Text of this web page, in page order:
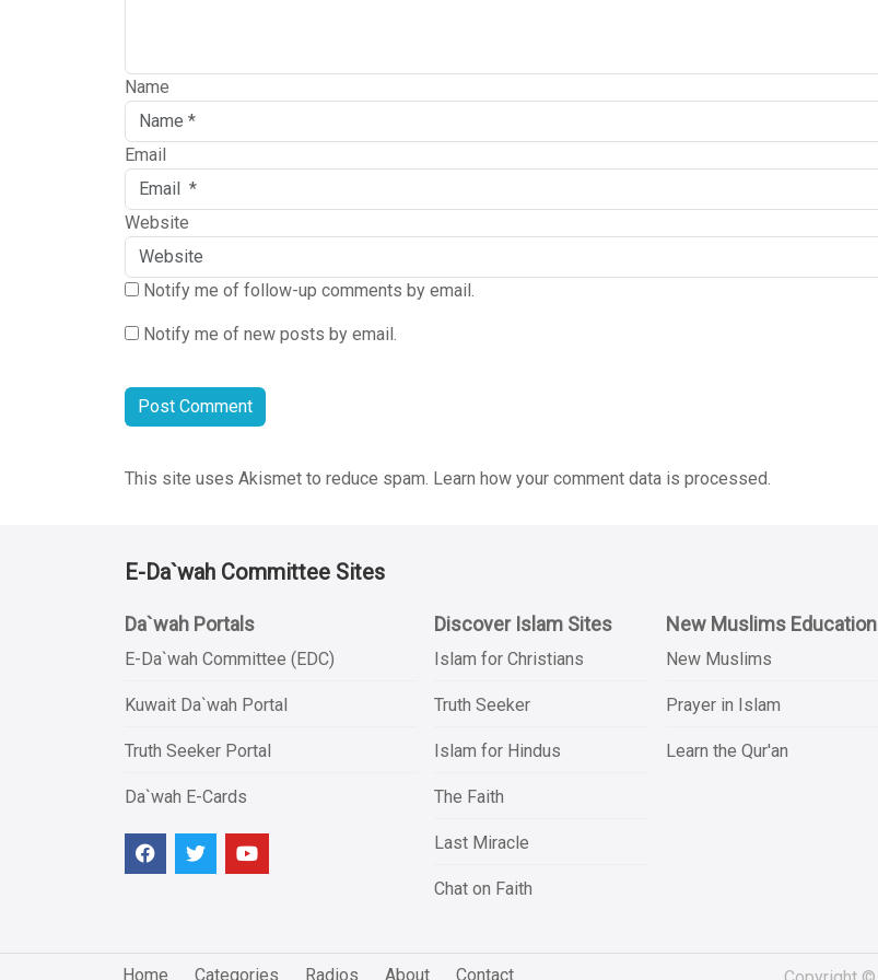
Name
Email
Website
Notify me of follow-up comments by email.
Notify me of new posts by email.
This site uses Akismet to reduce spam. Learn how your comment data is processed.
E-Da`wah Committee Sites
Da`wah Portals
E-Da`wah Committee (EDC)
Kuwait Da`wah Portal
Truth Seeker Portal
Da`wah E-Cards
Discover Islam Sites
Islam for Christians
Truth Seeker
Islam for Hindus
The Faith
Last Miracle
Chat on Faith
New Muslims Education
New Muslims
Prayer in Islam
Learn the Qur'an
Home Categories Radios About Contact